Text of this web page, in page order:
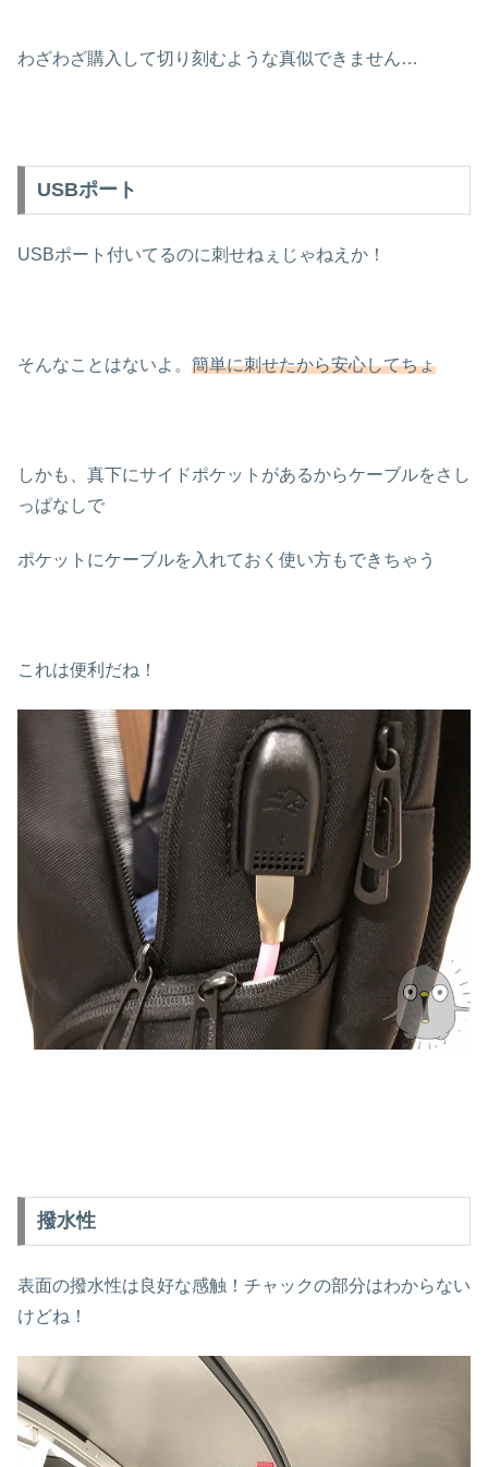
わざわざ購入して切り刻むような真似できません…
USBポート
USBポート付いてるのに刺せねぇじゃねえか！
そんなことはないよ。 簡単に刺せたから安心してちょ
しかも、真下にサイドポケットがあるからケーブルをさし
っぱなしで
ポケットにケーブルを入れておく使い方もできちゃう
これは便利だね！
撥水性
表面の撥水性は良好な感触！チャックの部分はわからない
けどね！